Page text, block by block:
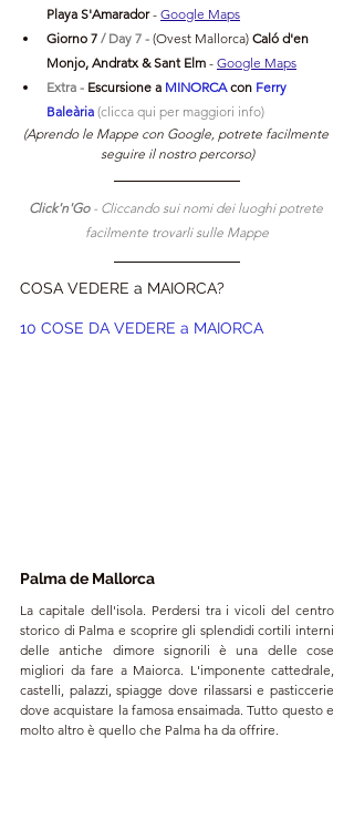
Playa S'Amarador - Google Maps
Giorno 7 / Day 7 - (Ovest Mallorca) Caló d'en
Monjo, Andratx & Sant Elm - Google Maps
Extra - Escursione a MINORCA con Ferry
Baleària (clicca qui per maggiori info)
(Aprendo le Mappe con Google, potrete facilmente
seguire il nostro percorso)
Click'n'Go - Cliccando sui nomi dei luoghi potrete
facilmente trovarli sulle Mappe
COSA VEDERE a MAIORCA?
10 COSE DA VEDERE a MAIORCA
Palma de Mallorca
La capitale dell'isola. Perdersi tra i vicoli del centro
storico di Palma e scoprire gli splendidi cortili interni
delle antiche dimore signorili è una delle cose
migliori da fare a Maiorca. L'imponente cattedrale,
castelli, palazzi, spiagge dove rilassarsi e pasticcerie
dove acquistare la famosa ensaimada. Tutto questo e
molto altro è quello che Palma ha da offrire.